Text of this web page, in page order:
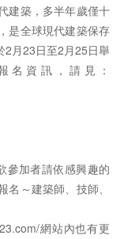
建築，多半年歲僅十
是全球現代建築保存
2月23日至2月25日舉
名資訊，請見：
參加者請依感興趣的
～建築師、技師、
網站內也有更